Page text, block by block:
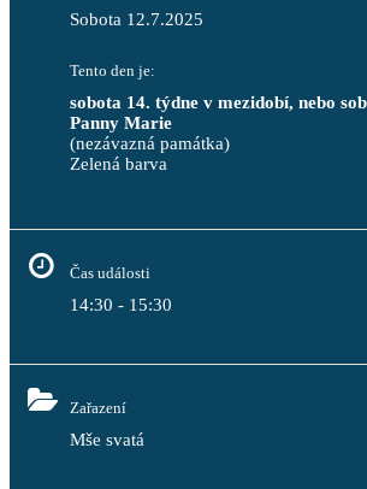
Sobota 12.7.2025
Tento den je:
sobota 14. týdne v mezidobí, nebo
Panny Marie
(nezávazná památka)
Zelená
Čas události
14:30 - 15:30
Zařazení
Mše svatá